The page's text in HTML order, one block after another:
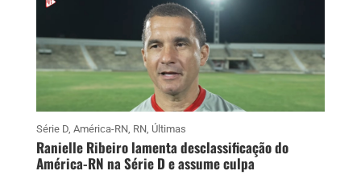
Série D, América-RN, RN, Últimas
Ranielle Ribeiro lamenta desclassificação do
América-RN na Série D e assume culpa